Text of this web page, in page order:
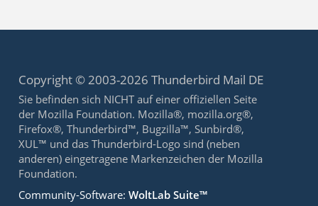
Copyright © 2003-2026 Thunderbird Mail DE
Sie befinden sich NICHT auf einer offiziellen Seite
der Mozilla Foundation. Mozilla®, mozilla.org®,
Firefox®, Thunderbird™, Bugzilla™, Sunbird®,
XUL™ und das Thunderbird-Logo sind (neben
anderen) eingetragene Markenzeichen der Mozilla
Foundation.
Community-Software:WoltLab Suite™